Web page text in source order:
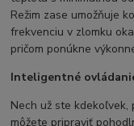
Režim zase umožňuje
frekvenciu v zlomku
pričom ponúkne
Inteligentné
Nech už ste kdekoľvek,
môžete pripraviť